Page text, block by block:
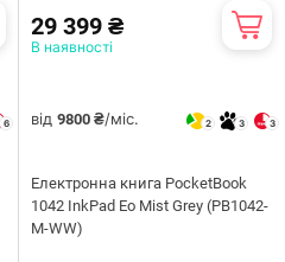
6
29 399 ₴
В наявності
від 9800 ₴/міс. 2 3 3
Електронна книга PocketBook
1042 InkPad Eo Mist Grey (PB1042-
M-WW)